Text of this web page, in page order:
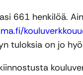
661 henkilöä.
tuloksia on jo